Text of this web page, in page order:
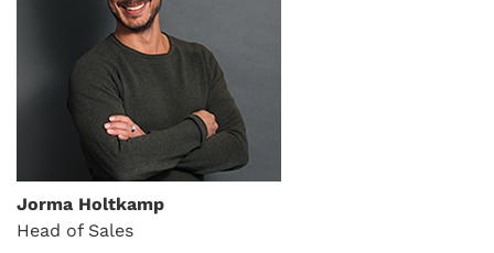
Jorma Holtkamp
Head of Sales